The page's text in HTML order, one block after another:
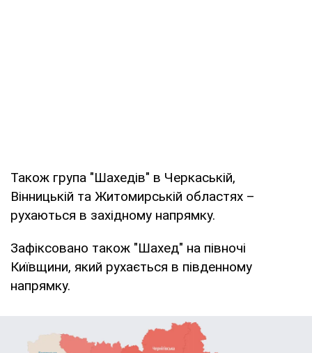
Також група "Шахедів" в Черкаській,
Вінницькій та Житомирській областях –
рухаються в західному напрямку.
Зафіксовано також "Шахед" на півночі
Київщини, який рухається в південному
напрямку.